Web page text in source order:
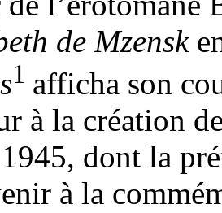
de Mzensk
1 afficha son
à la création
dont la
à la